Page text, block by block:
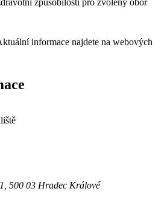
informace najdete na webových
500 03 Hradec Králové